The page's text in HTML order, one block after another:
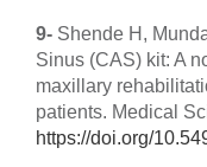
9- Shende H,
Sinus (CAS) kit: A
maxillary
patients. Medical
https://doi.org/